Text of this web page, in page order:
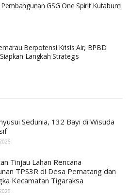
GSG One Spirit Kutabumi
Berpotensi Krisis Air, BPBD
Langkah Strategis
Sedunia, 132 Bayi di Wisuda
Tinjau Lahan Rencana
TPS3R di Desa Pematang dan
Kecamatan Tigaraksa